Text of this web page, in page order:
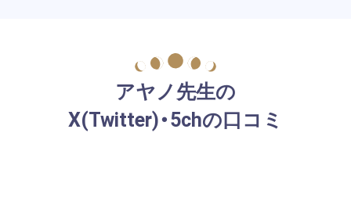
アヤノ先生の
X(Twitter)・5chの口コミ